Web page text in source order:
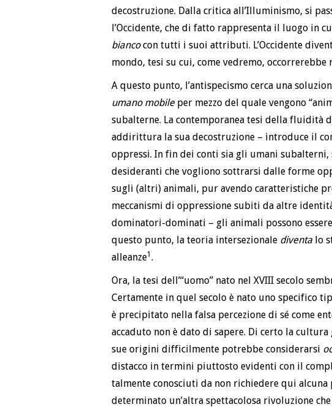
decostruzione. Dalla critica all’Illuminismo, si
l’Occidente, che di fatto rappresenta il luogo in
biancocon tutti i suoi attributi. L’Occidente
mondo, tesi su cui, come vedremo,
A questo punto, l’antispecismo cerca una
umano mobileper mezzo del quale vengono
subalterne. La contemporanea tesi della fluidità
addirittura la sua decostruzione – introduce il
oppressi. In fin dei conti sia gli umani
desideranti che vogliono sottrarsi dalle forme
sugli (altri) animali, pur avendo caratteristiche
meccanismi di oppressione subiti da altre
dominatori-dominati – gli animali possono
questo punto, la teoria intersezionale diventa lo
alleanze1 .
Ora, la tesi dell’“uomo” nato nel XVIII secolo
Certamente in quel secolo è nato uno specifico
è precipitato nella falsa percezione di sé come
accaduto non è dato di sapere. Di certo la
sue origini difficilmente potrebbe considerarsi
distacco in termini piuttosto evidenti con il
talmente conosciuti da non richiedere qui alcuna
determinato un’altra spettacolosa rivoluzione